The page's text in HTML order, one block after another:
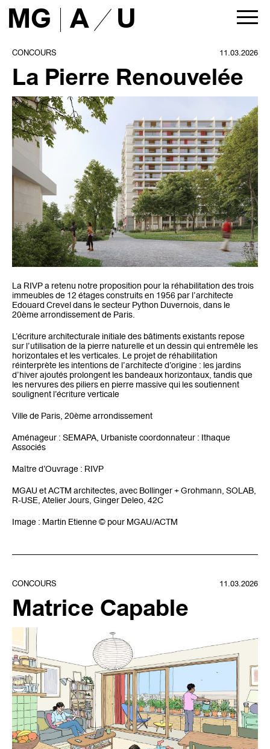
MG A U
PROJETS
tous
urbanisme
liste
AGENCE
présentation
approche
équipe
partenaires
maîtres d’ouvrage
presse
publications
CONTACT
CONCOURS 11.03.2026
La Pierre Renouvelée
La RIVP a retenu notre proposition pour la réhabilitation des trois
immeubles de 12 étages construits en 1956 par l’architecte
Edouard Crevel dans le secteur Python Duvernois, dans le
20ème arrondissement de Paris.
L’écriture architecturale initiale des bâtiments existants repose
sur l’utilisation de la pierre naturelle et un dessin qui entremêle les
horizontales et les verticales. Le projet de réhabilitation
réinterprète les intentions de l’architecte d’origine : les jardins
d’hiver ajoutés prolongent les bandeaux horizontaux, tandis que
les nervures des piliers en pierre massive qui les soutiennent
soulignent l’écriture verticale
Ville de Paris, 20ème arrondissement
Aménageur : SEMAPA, Urbaniste coordonnateur : Ithaque
Associés
Maître d’Ouvrage : RIVP
MGAU et ACTM architectes, avec Bollinger + Grohmann, SOLAB,
R-USE, Atelier Jours, Ginger Deleo, 42C
Image : Martin Etienne © pour MGAU/ACTM
CONCOURS 11.03.2026
Matrice Capable